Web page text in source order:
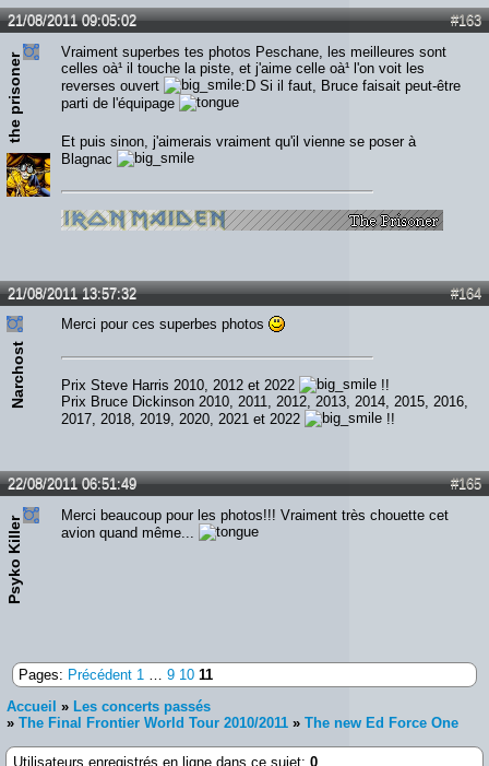
#163
21/08/2011 09:05:02
the prisoner
Vraiment superbes tes photos Peschane, les meilleures sont
celles oà¹ il touche la piste, et j'aime celle oà¹ l'on voit les
reverses ouvert
:D Si il faut, Bruce faisait peut-être
parti de l'équipage
Et puis sinon, j'aimerais vraiment qu'il vienne se poser à
Blagnac
#164
21/08/2011 13:57:32
Narchost
Merci pour ces superbes photos
Prix Steve Harris 2010, 2012 et 2022
!!
Prix Bruce Dickinson 2010, 2011, 2012, 2013, 2014, 2015, 2016,
2017, 2018, 2019, 2020, 2021 et 2022
!!
#165
22/08/2011 06:51:49
Psyko Killer
Merci beaucoup pour les photos!!! Vraiment très chouette cet
avion quand même...
Pages: Précédent 1 … 9 10 11
Accueil » Les concerts passés
» The Final Frontier World Tour 2010/2011 » The new Ed Force One
Utilisateurs enregistrés en ligne dans ce sujet: 0